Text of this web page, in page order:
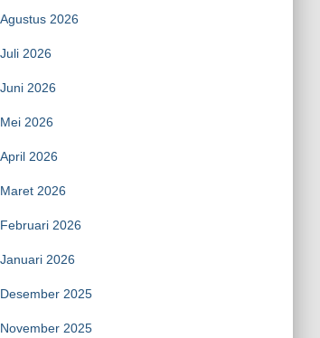
Agustus 2026
Juli 2026
Juni 2026
Mei 2026
April 2026
Maret 2026
Februari 2026
Januari 2026
Desember 2025
November 2025